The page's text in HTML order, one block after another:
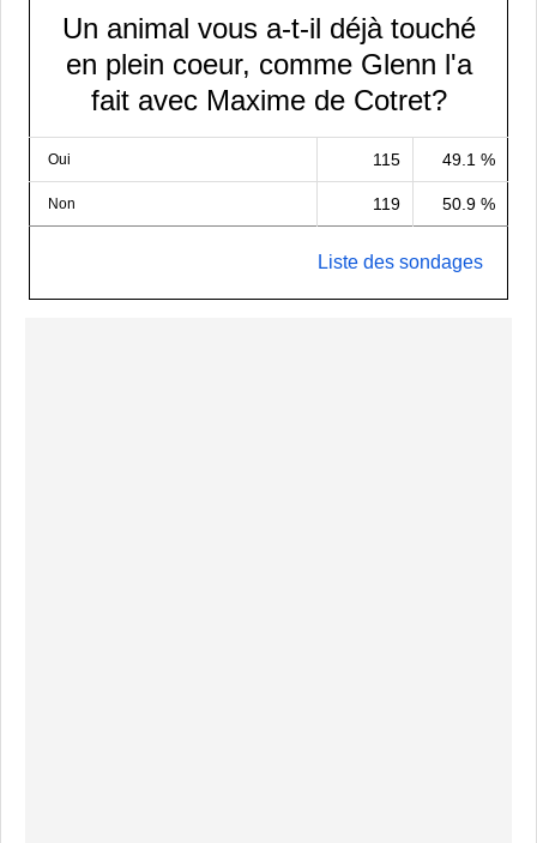
Un animal vous a-t-il déjà touché
en plein coeur, comme Glenn l'a
fait avec Maxime de Cotret?
Oui 115 49.1 %
Non 119 50.9 %
Liste des sondages